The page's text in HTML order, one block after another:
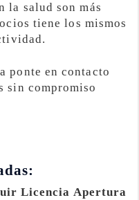
la salud son más
tiene los mismos
ponte en contacto
sin compromiso
Licencia Apertura